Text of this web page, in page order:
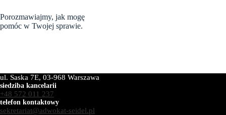
Porozmawiajmy, jak mogę
pomóc w Twojej sprawie.
ul. Saska 7E, 03-968 Warszawa
siedziba kancelarii
+48 572 011 237
telefon kontaktowy
sekretariat@adwokat-seidel.pl